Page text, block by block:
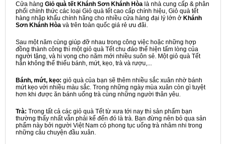
Cửa hàng Giỏ quà tết Khánh Sơn Khánh Hòa là nhà cung cấp & phân
phối chính thức các loại Giỏ quà tết cao cấp chính hiệu, Giỏ quà tết
hàng nhập khẩu chính hãng cho nhiều cửa hàng đại lý lớn ở Khánh
Sơn Khánh Hòa và trên toàn quốc giá rẻ ưu đãi.
Sau một năm cùng giúp đỡ nhau trong công việc hoặc những hợp
đồng thành công thì một giỏ quà Tết chu đáo thể hiện tấm lòng của
người tặng, và hi vọng cho năm mới nhiều suôn sẻ. Một giỏ quà Tết
hẳn không thể thiếu bánh, mứt, kẹo, trà và rượu,...
Bánh, mứt, kẹo: giỏ quà của bạn sẽ thêm nhiều sắc xuân nhờ bánh
mứt kẹo với nhiều màu sắc. Trong những ngày mùa xuân còn gì tuyệt
hơn khi được ăn bánh uống trà cùng những người thân yêu.
Trà: Trong tất cả các giỏ quà Tết từ xưa tới nay thì sản phẩm bạn
thường thấy nhất vẫn phải kể đến đó là trà. Bạn đừng nên bỏ qua sản
phẩm này bởi người Việt Nam có phong tục uống trà nhâm nhi trong
những câu chuyện đầu xuân.